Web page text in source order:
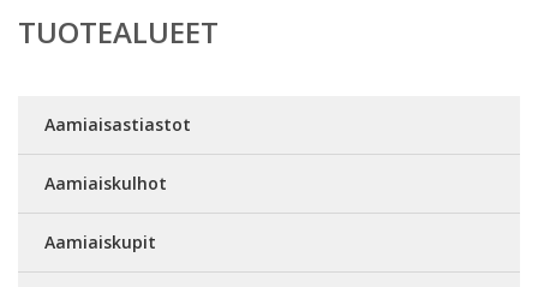
TUOTEALUEET
Aamiaisastiastot
Aamiaiskulhot
Aamiaiskupit